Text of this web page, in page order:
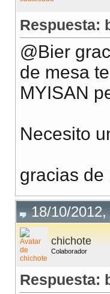
Respuesta:
@Bier
de mesa
MYISAN
Necesito
gracias de
18/10/2012,
chichote
Colaborador
Respuesta: